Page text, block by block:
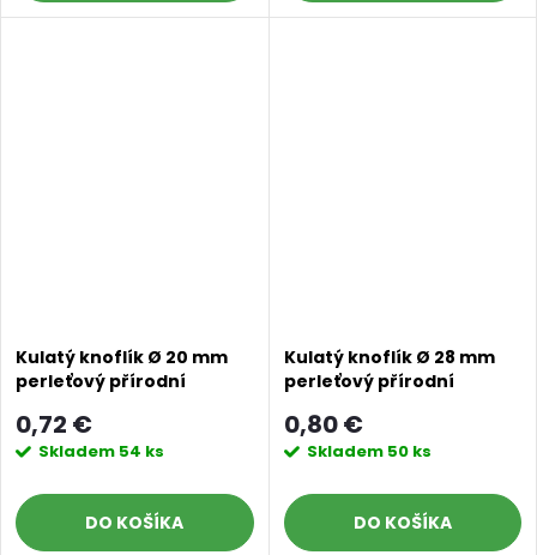
Kulatý knoflík Ø 20 mm
perleťový přírodní
0,72 €
Skladem 54 ks
DO KOŠÍKA
Kulatý knoflík Ø 28 mm
perleťový přírodní
0,80 €
Skladem 50 ks
DO KOŠÍKA